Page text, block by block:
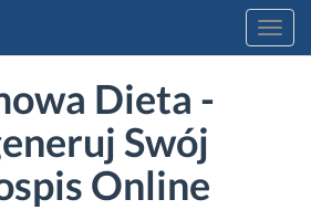
Dieta -
Swój
Online